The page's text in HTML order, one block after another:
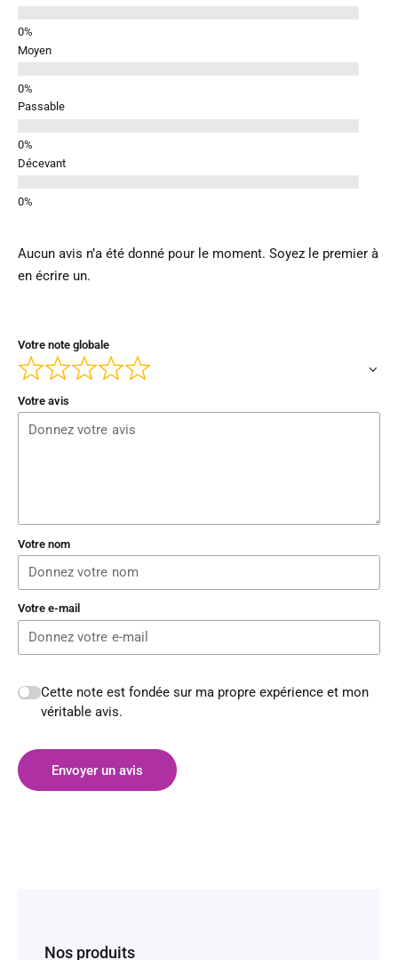
Moyen
Passable
Décevant
Aucun avis n’a été donné pour le moment. Soyez le premier à
en écrire un.
Votre note globale
Votre avis
Votre nom
Votre e-mail
Cette note est fondée sur ma propre expérience et mon
véritable avis.
Envoyer un avis
Nos produits